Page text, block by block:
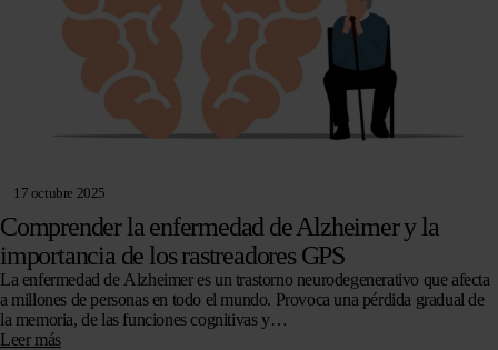
17 octubre 2025
Comprender la enfermedad de Alzheimer y la
importancia de los rastreadores GPS
La enfermedad de Alzheimer es un trastorno neurodegenerativo que afecta
a millones de personas en todo el mundo. Provoca una pérdida gradual de
la memoria, de las funciones cognitivas y…
Leer más